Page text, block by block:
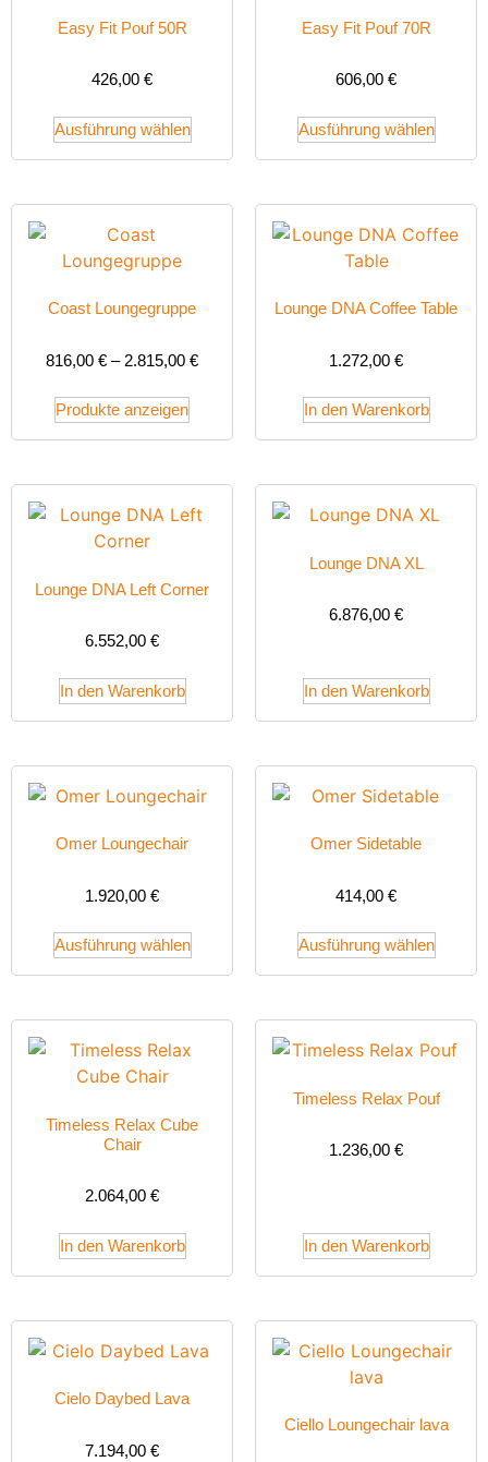
Easy Fit Pouf 50R
426,00 €
Ausführung wählen
Easy Fit Pouf 70R
606,00 €
Ausführung wählen
Coast Loungegruppe
816,00 € – 2.815,00 €
Produkte anzeigen
Lounge DNA Coffee Table
1.272,00 €
In den Warenkorb
Lounge DNA Left Corner
6.552,00 €
In den Warenkorb
Lounge DNA XL
6.876,00 €
In den Warenkorb
Omer Loungechair
1.920,00 €
Ausführung wählen
Omer Sidetable
414,00 €
Ausführung wählen
Timeless Relax Cube
Chair
2.064,00 €
In den Warenkorb
Timeless Relax Pouf
1.236,00 €
In den Warenkorb
Cielo Daybed Lava
7.194,00 €
Ciello Loungechair lava